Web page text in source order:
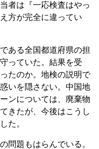
者は『一応検査はやっ
方が完全に違ってい
ある全国都道府県の担
っていた。結果を受
たのか。地検の説明で
いを隠さない。中国地
ンについては、廃棄物
きたが、今後はこうし
た。
問題もはらんでいる。